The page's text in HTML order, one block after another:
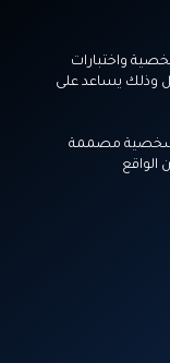
واختبارات
وذلك يساعد على
الشخصية مصممة
الواقع